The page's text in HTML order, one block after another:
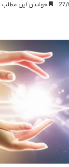
خواندن این مطلب 14 دقیقه زمان میبرد